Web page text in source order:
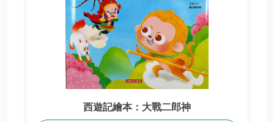
西遊記繪本：大戰二郎神